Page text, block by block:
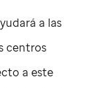
a las
centros
a este